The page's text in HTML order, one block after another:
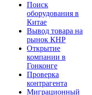
Поиск
оборудования в
Китае
Вывод товара на
рынок КНР
Открытие
компании в
Гонконге
Проверка
контрагента
Миграционный